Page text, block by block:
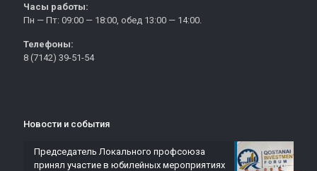
Часы работы:
Пн — Пт: 09:00 — 18:00, обед 13:00 — 14:00.
Телефоны:
8 (7142) 39-51-54
Новости и события
Председатель Локального профсоюза
принял участие в юбилейных мероприятиях